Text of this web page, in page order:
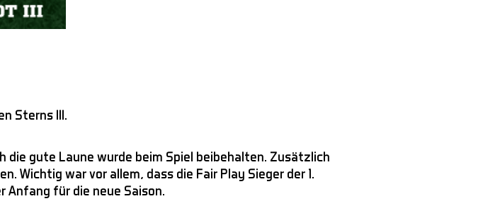
Sterns III.
gute Laune wurde beim Spiel beibehalten. Zusätzlich
Wichtig war vor allem, dass die Fair Play Sieger der 1.
für die neue Saison.